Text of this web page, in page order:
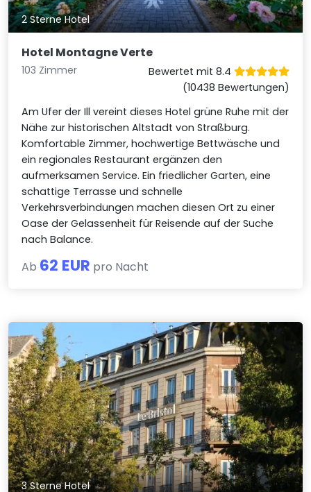
2 Sterne Hotel
Hotel Montagne Verte
103 Zimmer
Bewertet mit 8.4
(10438 Bewertungen)
Am Ufer der Ill vereint dieses Hotel grüne Ruhe mit der
Nähe zur historischen Altstadt von Straßburg.
Komfortable Zimmer, hochwertige Bettwäsche und
ein regionales Restaurant ergänzen den
aufmerksamen Service. Ein friedlicher Garten, eine
schattige Terrasse und schnelle
Verkehrsverbindungen machen diesen Ort zu einer
Oase der Gelassenheit für Reisende auf der Suche
nach Balance.
Ab 62 EUR pro Nacht
3 Sterne Hotel